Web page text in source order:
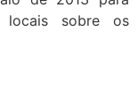
locais sobre os